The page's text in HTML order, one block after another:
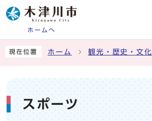
ホームへ
現在位置 ホーム 観光・歴史・文化
スポーツ